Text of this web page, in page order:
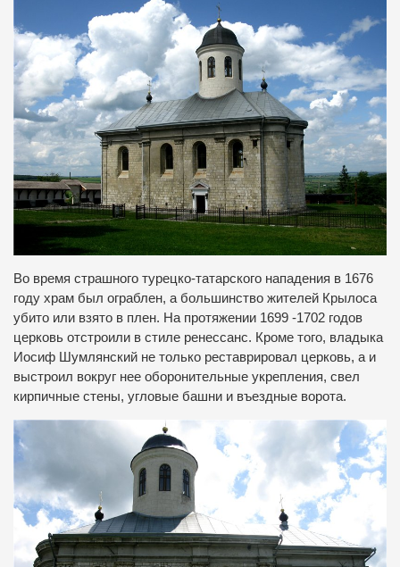
Во время страшного турецко-татарского нападения в 1676
году храм был ограблен, а большинство жителей Крылоса
убито или взято в плен. На протяжении 1699 -1702 годов
церковь отстроили в стиле ренессанс. Кроме того, владыка
Иосиф Шумлянский не только реставрировал церковь, а и
выстроил вокруг нее оборонительные укрепления, свел
кирпичные стены, угловые башни и въездные ворота.